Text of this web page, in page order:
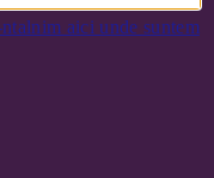
aici unde suntem